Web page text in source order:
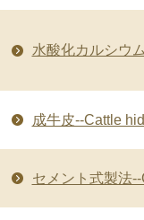
水酸化カルシウ
成牛皮--Cattle
セメント式製法